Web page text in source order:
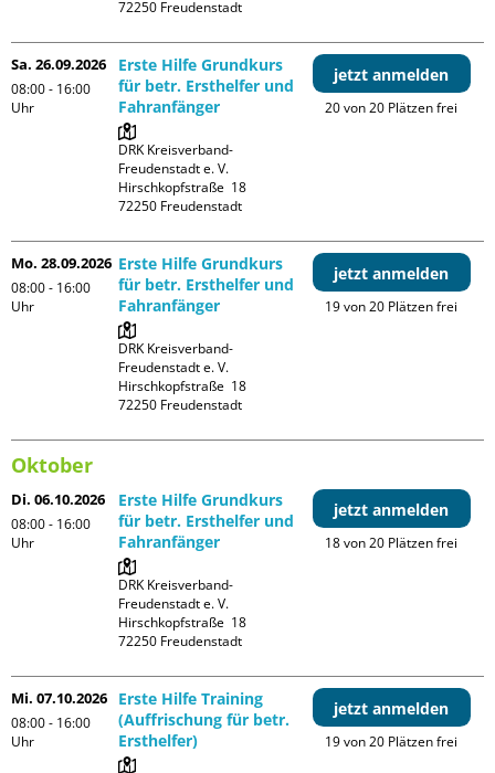
Sa. 26.09.2026
08:00 - 16:00
Uhr
Erste Hilfe Grundkurs
für betr. Ersthelfer und
Fahranfänger
DRK Kreisverband-
Freudenstadt e. V.
Hirschkopfstraße  18
jetzt anmelden
20 von 20 Plätzen frei
Mo. 28.09.2026
08:00 - 16:00
Uhr
Erste Hilfe Grundkurs
für betr. Ersthelfer und
Fahranfänger
DRK Kreisverband-
Freudenstadt e. V.
Hirschkopfstraße  18
jetzt anmelden
19 von 20 Plätzen frei
Oktober
Di. 06.10.2026
08:00 - 16:00
Uhr
Erste Hilfe Grundkurs
für betr. Ersthelfer und
Fahranfänger
DRK Kreisverband-
Freudenstadt e. V.
Hirschkopfstraße  18
jetzt anmelden
18 von 20 Plätzen frei
Mi. 07.10.2026
08:00 - 16:00
Uhr
Erste Hilfe Training
(Auffrischung für betr.
Ersthelfer)
jetzt anmelden
19 von 20 Plätzen frei